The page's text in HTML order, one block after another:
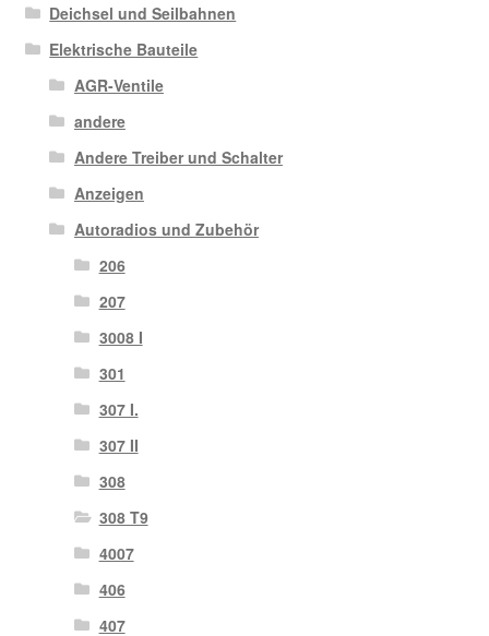
Deichsel und Seilbahnen
Elektrische Bauteile
AGR-Ventile
andere
Andere Treiber und Schalter
Anzeigen
Autoradios und Zubehör
206
207
3008 I
301
307 I.
307 II
308
308 T9
4007
406
407